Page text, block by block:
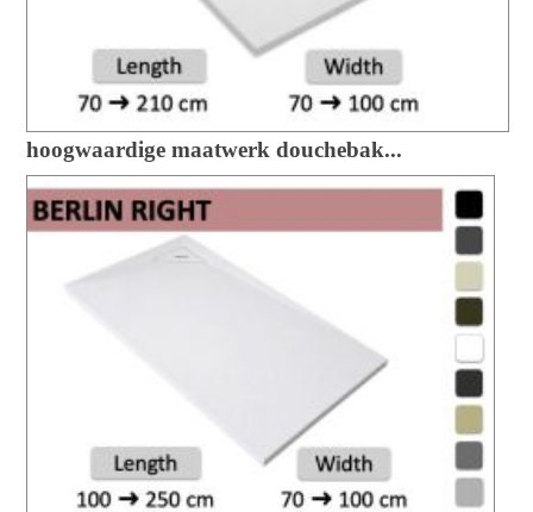
hoogwaardige maatwerk douchebak...